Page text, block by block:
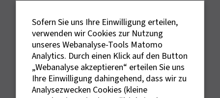
Datengrundlage
Die Daten des IHK Arbeitsmarktradar Bayern
wurden vom Institut der deutschen Wirtschaft
errechnet und basieren auf der Methodik der
IW-Arbeitsmarktfortschreibung (Burstedde, 2024).
Rechtliches
Sofern Sie uns Ihre Einwilligung erteilen,
verwenden wir Cookies zur Nutzung
unseres Webanalyse-Tools Matomo
Analytics. Durch einen Klick auf den Button
„Webanalyse akzeptieren“ erteilen Sie uns
Ihre Einwilligung dahingehend, dass wir zu
Analysezwecken Cookies (kleine